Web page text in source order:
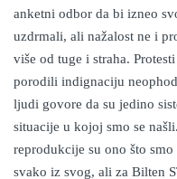
anketni odbor da bi izneo
uzdrmali, ali nažalost ne i
više od tuge i straha.
porodili indignaciju
ljudi govore da su jedino
situacije u kojoj smo se
reprodukcije su ono što
svako iz svog, ali za Bilten